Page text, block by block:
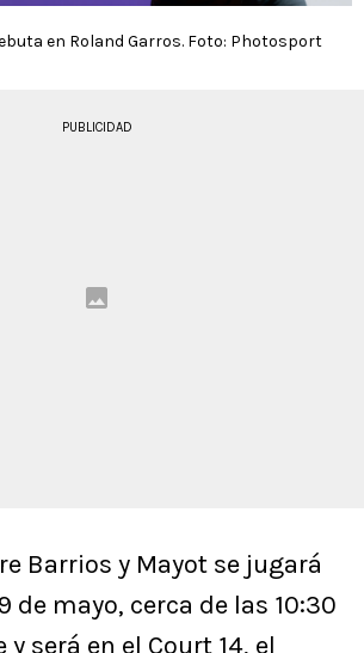
en Roland Garros. Foto: Photosport
PUBLICIDAD
Barrios y Mayot se jugará
de mayo, cerca de las 10:30
y será en el Court 14, el